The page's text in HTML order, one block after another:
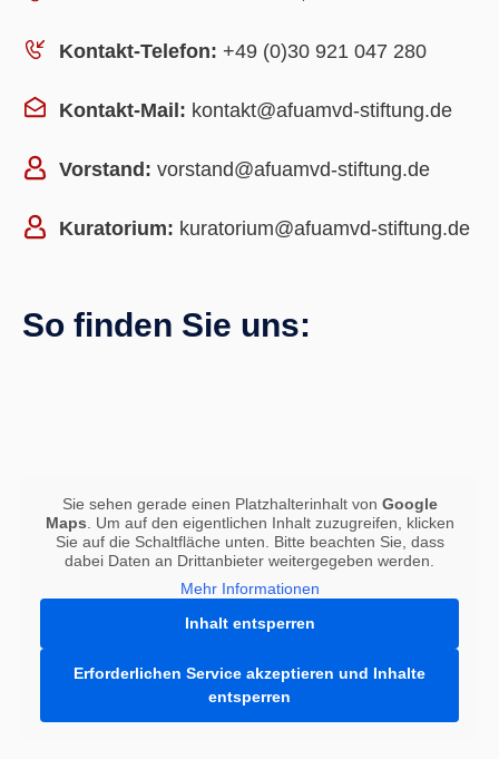
Kontakt-Telefon: +49 (0)30 921 047 280
Kontakt-Mail: kontakt@afuamvd-stiftung.de
Vorstand: vorstand@afuamvd-stiftung.de
Kuratorium: kuratorium@afuamvd-stiftung.de
So finden Sie uns:
Sie sehen gerade einen Platzhalterinhalt von Google
Maps . Um auf den eigentlichen Inhalt zuzugreifen, klicken
Sie auf die Schaltfläche unten. Bitte beachten Sie, dass
dabei Daten an Drittanbieter weitergegeben werden.
Mehr Informationen
Inhalt entsperren
Erforderlichen Service akzeptieren und Inhalte
entsperren